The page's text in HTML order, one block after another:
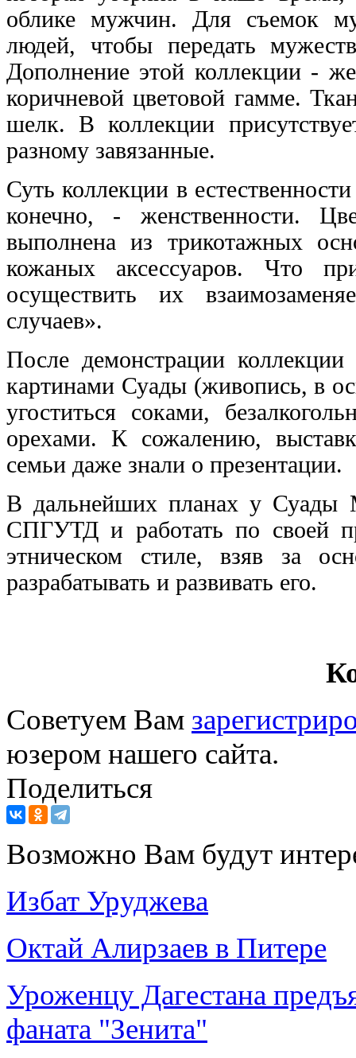
облике мужчин. Для съемок
людей, чтобы передать
Дополнение этой коллекции -
коричневой цветовой гамме.
шелк. В коллекции
разному завязанные.
Суть коллекции в
конечно, - женственности.
выполнена из трикотажных
кожаных аксессуаров. Что
осуществить их
случаев».
После демонстрации
картинами Суады (живопись, в
угоститься соками,
орехами. К сожалению,
семьи даже знали о презентации.
В дальнейших планах у Суады
СПГУТД и работать по своей
этническом стиле, взяв за
разрабатывать и развивать его.
Советуем Вам
юзером нашего сайта.
Поделиться
Возможно Вам будут
Избат Уруджева
Октай Алирзаев в Питере
Уроженцу Дагестана
фаната "Зенита"